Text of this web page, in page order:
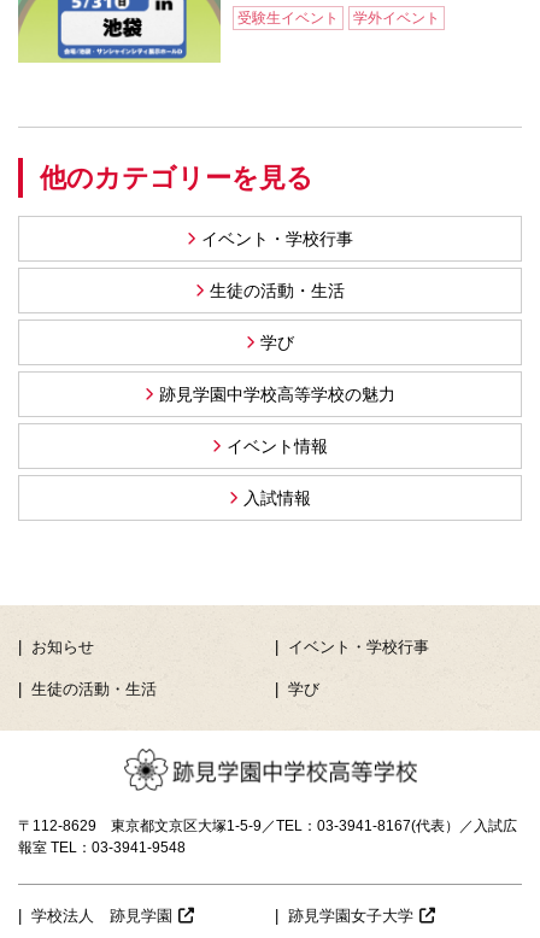
受験生イベント 学外イベント
他のカテゴリーを見る
イベント・学校行事
生徒の活動・生活
学び
跡見学園中学校高等学校の魅力
イベント情報
入試情報
お知らせ イベント・学校行事
生徒の活動・生活 学び
〒112-8629 東京都文京区大塚1-5-9／TEL：03-3941-8167(代表）／入試広
報室 TEL：03-3941-9548
学校法人 跡見学園 跡見学園女子大学